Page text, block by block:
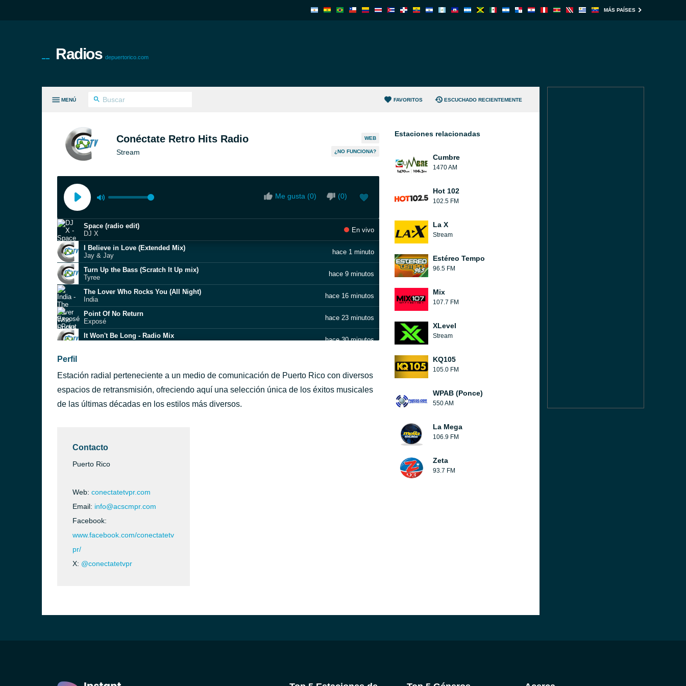
MÁS PAÍSES
Radios depuertorico.com
MENÚ FAVORITOS ESCUCHADO RECIENTEMENTE
Conéctate Retro Hits Radio
Stream
WEB
¿NO FUNCIONA?
Me gusta (0) (0)
Space (radio edit)
DJ X
En vivo
I Believe in Love (Extended Mix)
Jay & Jay
hace 1 minuto
Turn Up the Bass (Scratch It Up mix)
Tyree
hace 9 minutos
The Lover Who Rocks You (All Night)
India
hace 16 minutos
Point Of No Return
Exposé
hace 23 minutos
It Won't Be Long - Radio Mix
hace 30 minutos
Love From You
Jenni Renee
Letting You Go
Joey Graceffa
Perfil
Estación radial perteneciente a un medio de comunicación de Puerto Rico con diversos
espacios de retransmisión, ofreciendo aquí una selección única de los éxitos musicales
de las últimas décadas en los estilos más diversos.
Contacto
Puerto Rico
Web: conectatetvpr.com
Email: info@acscmpr.com
Facebook:
www.facebook.com/conectatetv
pr/
X: @conectatetvpr
Estaciones relacionadas
Cumbre
1470 AM
Hot 102
102.5 FM
La X
Stream
Estéreo Tempo
96.5 FM
Mix
107.7 FM
XLevel
Stream
KQ105
105.0 FM
WPAB (Ponce)
550 AM
La Mega
106.9 FM
Zeta
93.7 FM